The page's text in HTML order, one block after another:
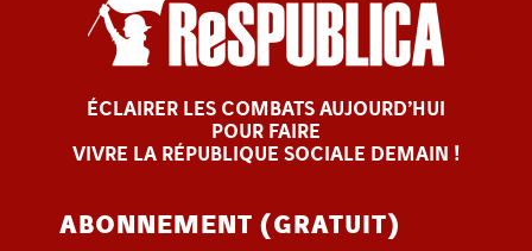
ÉCLAIRER LES COMBATS AUJOURD’HUI
POUR FAIRE
VIVRE LA RÉPUBLIQUE SOCIALE DEMAIN !
ABONNEMENT (GRATUIT)